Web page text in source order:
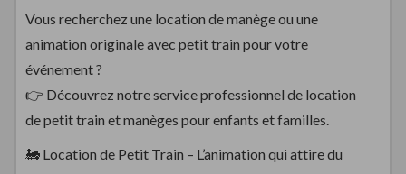
Vous recherchez une location de manège ou une
animation originale avec petit train pour votre
événement ?
👉 Découvrez notre service professionnel de location
de petit train et manèges pour enfants et familles.
🚂 Location de Petit Train – L’animation qui attire du